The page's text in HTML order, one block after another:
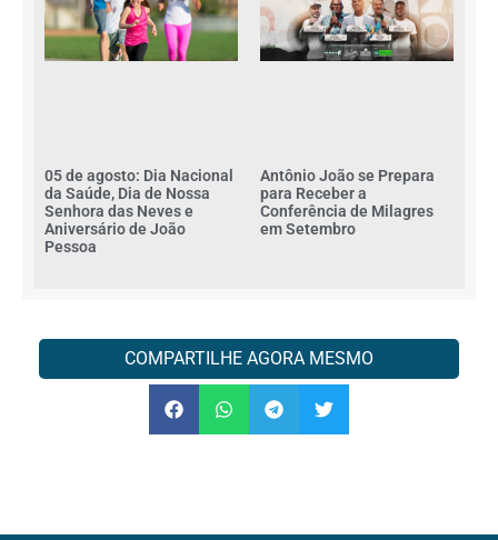
05 de agosto: Dia Nacional
da Saúde, Dia de Nossa
Senhora das Neves e
Aniversário de João
Pessoa
Antônio João se Prepara
para Receber a
Conferência de Milagres
em Setembro
COMPARTILHE AGORA MESMO